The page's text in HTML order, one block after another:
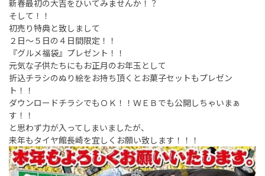
新春最初の大吉をひいてみませんか！？
そして！！
初売り特典と致しまして
２日～５日の４日間限定！！
『グルメ福袋』プレゼント！！
元気な子供たちにもお正月のお年玉として
折込チラシのぬり絵をお持ち頂くとお菓子セットもプレゼン
ト！！
ダウンロードチラシでもＯＫ！！ＷＥＢでも公開しちゃいまぁ
す！！
と思わず力が入ってしまいましたが、
来年もタイヤ館長崎を宜しくお願い致します！！！